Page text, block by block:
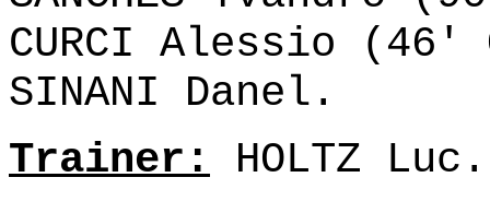
CURCI Alessio (46'
SINANI Danel.
Trainer: HOLTZ Luc.